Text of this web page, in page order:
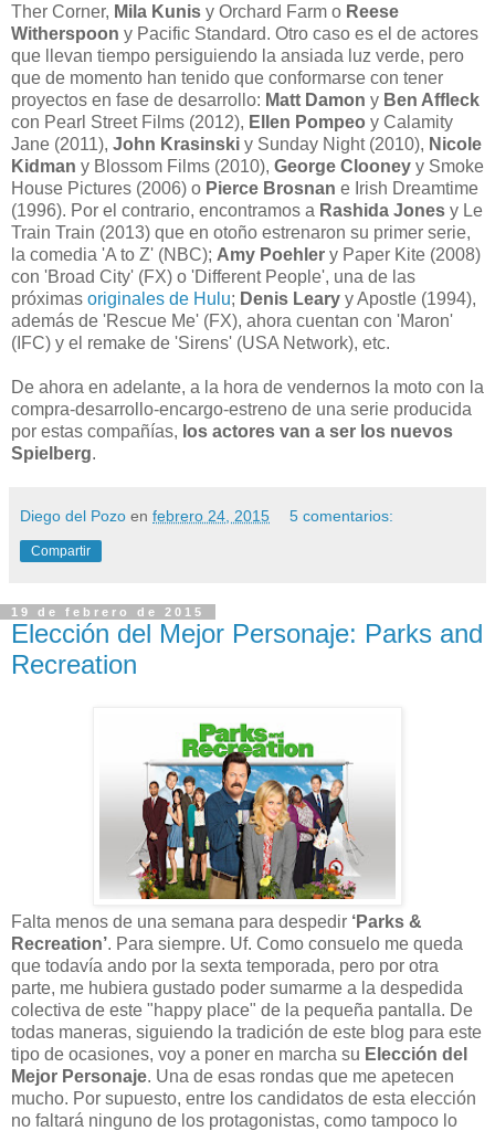
Ther Corner, Mila Kunis y Orchard Farm o Reese
Witherspoon y Pacific Standard. Otro caso es el de actores
que llevan tiempo persiguiendo la ansiada luz verde, pero
que de momento han tenido que conformarse con tener
proyectos en fase de desarrollo: Matt Damon y Ben Affleck
con Pearl Street Films (2012), Ellen Pompeo y Calamity
Jane (2011), John Krasinski y Sunday Night (2010), Nicole
Kidman y Blossom Films (2010), George Clooney y Smoke
House Pictures (2006) o Pierce Brosnan e Irish Dreamtime
(1996). Por el contrario, encontramos a Rashida Jones y Le
Train Train (2013) que en otoño estrenaron su primer serie,
la comedia 'A to Z' (NBC); Amy Poehler y Paper Kite (2008)
con 'Broad City' (FX) o 'Different People', una de las
próximas originales de Hulu; Denis Leary y Apostle (1994),
además de 'Rescue Me' (FX), ahora cuentan con 'Maron'
(IFC) y el remake de 'Sirens' (USA Network), etc.
De ahora en adelante, a la hora de vendernos la moto con la
compra-desarrollo-encargo-estreno de una serie producida
por estas compañías, los actores van a ser los nuevos
Spielberg.
Diego del Pozo en febrero 24, 2015 5 comentarios:
Compartir
19 de febrero de 2015
Elección del Mejor Personaje: Parks and
Recreation
Falta menos de una semana para despedir ‘Parks &
Recreation’. Para siempre. Uf. Como consuelo me queda
que todavía ando por la sexta temporada, pero por otra
parte, me hubiera gustado poder sumarme a la despedida
colectiva de este "happy place" de la pequeña pantalla. De
todas maneras, siguiendo la tradición de este blog para este
tipo de ocasiones, voy a poner en marcha su Elección del
Mejor Personaje. Una de esas rondas que me apetecen
mucho. Por supuesto, entre los candidatos de esta elección
no faltará ninguno de los protagonistas, como tampoco lo